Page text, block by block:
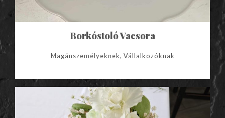
Borkóstoló Vacsora
Magánszemélyeknek, Vállalkozóknak